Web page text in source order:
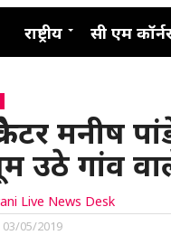
राष्ट्रीय सी एम
मनीष
उठे गांव
Live News Desk
03/05/2019